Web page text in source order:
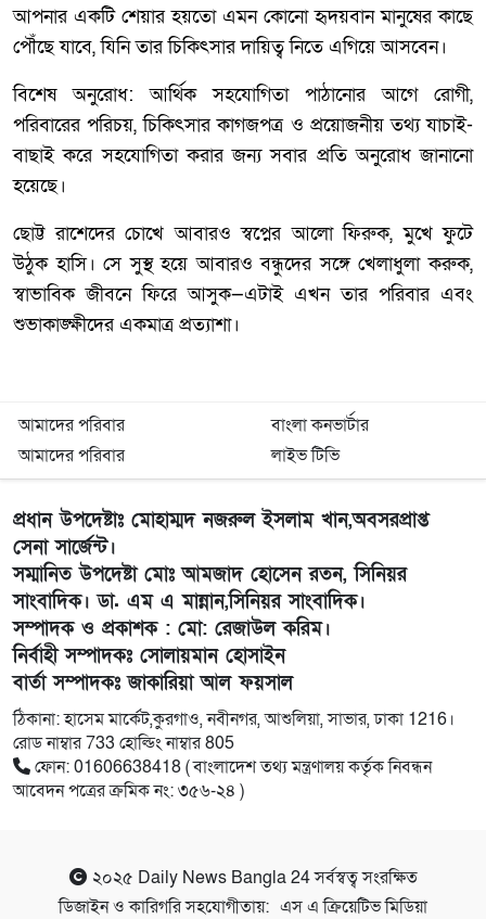
আপনার একটি শেয়ার হয়তো এমন কোনো হৃদয়বান মানুষের কাছে
পৌঁছে যাবে, যিনি তার চিকিৎসার দায়িত্ব নিতে এগিয়ে আসবেন।
বিশেষ অনুরোধ: আর্থিক সহযোগিতা পাঠানোর আগে রোগী,
পরিবারের পরিচয়, চিকিৎসার কাগজপত্র ও প্রয়োজনীয় তথ্য যাচাই-
বাছাই করে সহযোগিতা করার জন্য সবার প্রতি অনুরোধ জানানো
হয়েছে।
ছোট্ট রাশেদের চোখে আবারও স্বপ্নের আলো ফিরুক, মুখে ফুটে
উঠুক হাসি। সে সুস্থ হয়ে আবারও বন্ধুদের সঙ্গে খেলাধুলা করুক,
স্বাভাবিক জীবনে ফিরে আসুক—এটাই এখন তার পরিবার এবং
শুভাকাঙ্ক্ষীদের একমাত্র প্রত্যাশা।
আমাদের পরিবার
বাংলা কনভার্টার
আমাদের পরিবার
লাইভ টিভি
প্রধান উপদেষ্টাঃ মোহাম্মদ নজরুল ইসলাম খান,অবসরপ্রাপ্ত
সেনা সার্জেন্ট।
সম্মানিত উপদেষ্টা মোঃ আমজাদ হোসেন রতন, সিনিয়র
সাংবাদিক। ডা. এম এ মান্নান,সিনিয়র সাংবাদিক।
সম্পাদক ও প্রকাশক : মো: রেজাউল করিম।
নির্বাহী সম্পাদকঃ সোলায়মান হোসাইন
বার্তা সম্পাদকঃ জাকারিয়া আল ফয়সাল
ঠিকানা: হাসেম মার্কেট,কুরগাও, নবীনগর, আশুলিয়া, সাভার, ঢাকা 1216।
রোড নাম্বার 733 হোল্ডিং নাম্বার 805
ফোন: 01606638418 ( বাংলাদেশ তথ্য মন্ত্রণালয় কর্তৃক নিবন্ধন
আবেদন পত্রের ক্রমিক নং: ৩৫৬-২৪ )
২০২৫ Daily News Bangla 24সর্বস্বত্ব সংরক্ষিত
ডিজাইন ও কারিগরি সহযোগীতায়: এস এ ক্রিয়েটিভ মিডিয়া